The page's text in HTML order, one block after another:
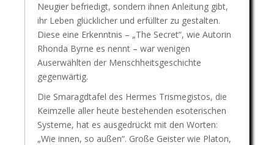
Neugier befriedigt, sondern ihnen Anleitung gibt,
ihr Leben glücklicher und erfüllter zu gestalten.
Diese eine Erkenntnis – „The Secret“, wie Autorin
Rhonda Byrne es nennt – war wenigen
Auserwählten der Menschheitsgeschichte
gegenwärtig.
Die Smaragdtafel des Hermes Trismegistos, die
Keimzelle aller heute bestehenden esoterischen
Systeme, hat es ausgedrückt mit den Worten:
„Wie innen, so außen“. Große Geister wie Platon,